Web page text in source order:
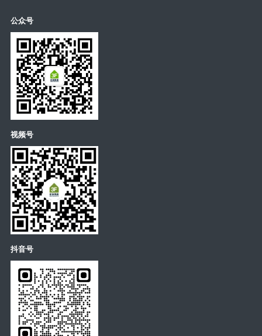
公众号
视频号
抖音号